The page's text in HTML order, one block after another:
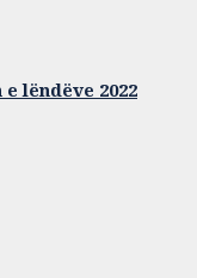
lëndëve 2022